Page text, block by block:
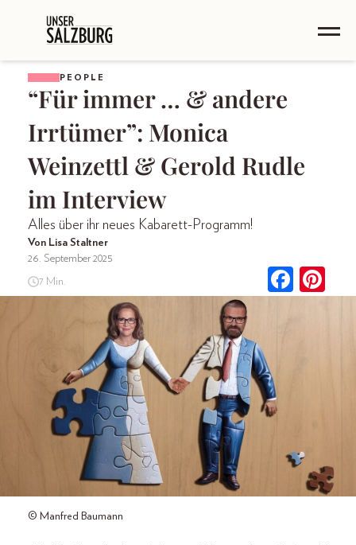
PEOPLE
“Für immer … & andere
Irrtümer”: Monica
Weinzettl & Gerold Rudle
im Interview
Alles über ihr neues Kabarett-Programm!
Von Lisa Staltner
26. September 2025
7 Min.
© Manfred Baumann